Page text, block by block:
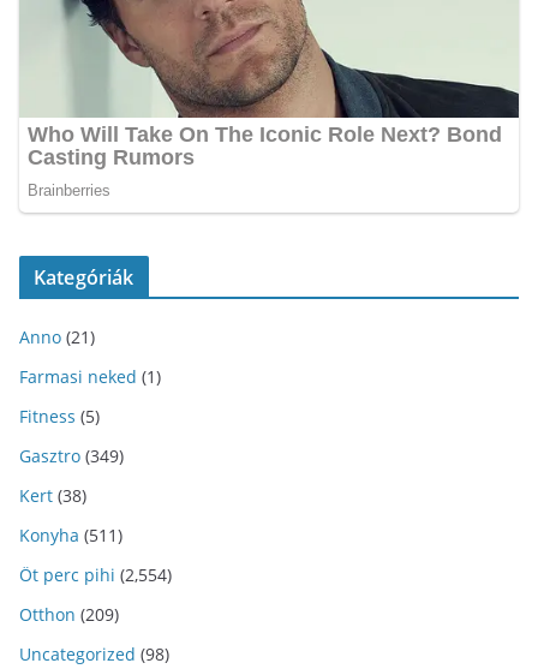
Kategóriák
Anno (21)
Farmasi neked (1)
Fitness (5)
Gasztro (349)
Kert (38)
Konyha (511)
Öt perc pihi (2,554)
Otthon (209)
Uncategorized (98)